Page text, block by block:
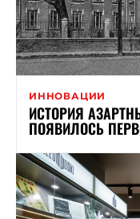
ИННОВАЦИИ
ИСТОРИЯ
ПОЯВИЛОСЬ